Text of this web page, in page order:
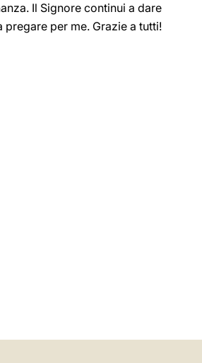
Il Signore continui a dare
per me. Grazie a tutti!